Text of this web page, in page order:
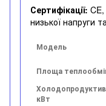
Сертифікації:
низької напруги
Модель
Площа
кВт